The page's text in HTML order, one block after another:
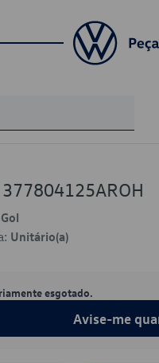
Gol
Unitário(a)
esgotado.
Avise-me